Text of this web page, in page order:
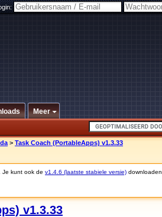
Meer
> Task Coach (PortableApps) v1.3.33
Je kunt ook de v1.4.6 (laatste stabiele versie) downloaden.
v1.3.33